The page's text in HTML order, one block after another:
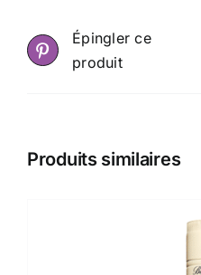
Épingler ce
produit
Produits similaires